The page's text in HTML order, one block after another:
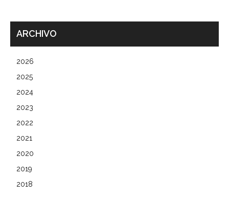
ARCHIVO
2026
2025
2024
2023
2022
2021
2020
2019
2018